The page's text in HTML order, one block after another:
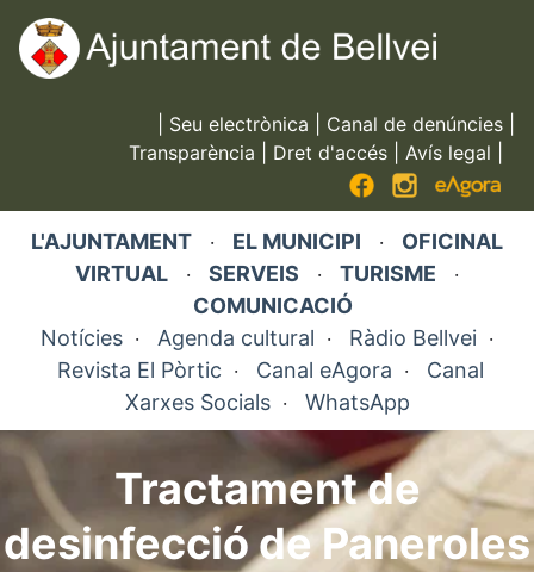
Vés
al
contingut
Seu electrònica Canal de denúncies
Transparència
Dret d'accés Avís legal
L'AJUNTAMENT · EL MUNICIPI · OFICINAL
VIRTUAL · SERVEIS · TURISME ·
COMUNICACIÓ
Notícies · Agenda cultural · Ràdio Bellvei ·
Revista El Pòrtic · Canal eAgora · Canal
Xarxes Socials· WhatsApp
Tractament de
desinfecció de Paneroles